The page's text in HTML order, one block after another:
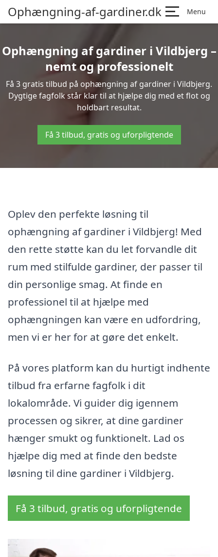
Ophængning-af-gardiner.dk Menu
Ophængning af gardiner i Vildbjerg –
nemt og professionelt
Få 3 gratis tilbud på ophængning af gardiner i Vildbjerg.
Dygtige fagfolk står klar til at hjælpe dig med et flot og
holdbart resultat.
Få 3 tilbud, gratis og uforpligtende
Oplev den perfekte løsning til
ophængning af gardiner i Vildbjerg! Med
den rette støtte kan du let forvandle dit
rum med stilfulde gardiner, der passer til
din personlige smag. At finde en
professionel til at hjælpe med
ophængningen kan være en udfordring,
men vi er her for at gøre det enkelt.
På vores platform kan du hurtigt indhente
tilbud fra erfarne fagfolk i dit
lokalområde. Vi guider dig igennem
processen og sikrer, at dine gardiner
hænger smukt og funktionelt. Lad os
hjælpe dig med at finde den bedste
løsning til dine gardiner i Vildbjerg.
Få 3 tilbud, gratis og uforpligtende